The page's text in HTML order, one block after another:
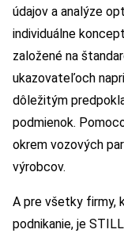
údajov a analýze
individuálne
založené na
ukazovateľoch
dôležitým
podmienok.
okrem vozových
výrobcov.
A pre všetky firmy,
podnikanie, je